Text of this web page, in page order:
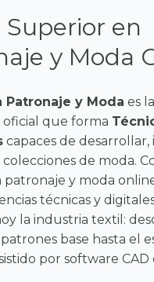
Superior en
y Moda
Patronaje y Moda es
oficial que forma
capaces de
de moda.
y moda
técnicas y
la industria textil:
base hasta el
por software CAD